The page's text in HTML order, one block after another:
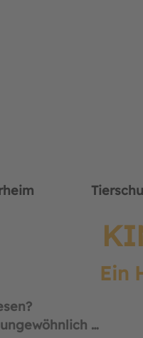
Ein
…